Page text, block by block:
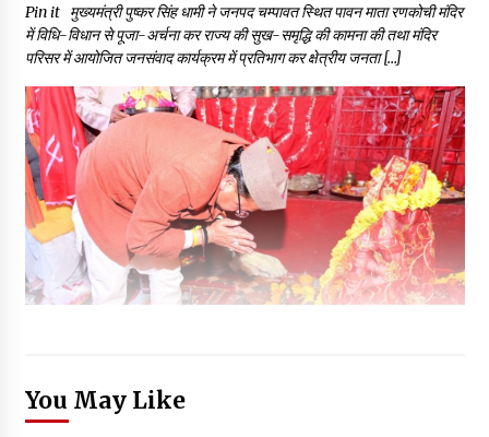
Pin it मुख्यमंत्री पुष्कर सिंह धामी ने जनपद चम्पावत स्थित पावन माता रणकोची मंदिर
में विधि-विधान से पूजा-अर्चना कर राज्य की सुख-समृद्धि की कामना की तथा मंदिर
परिसर में आयोजित जनसंवाद कार्यक्रम में प्रतिभाग कर क्षेत्रीय जनता […]
You May Like